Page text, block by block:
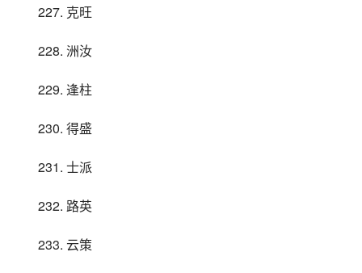
227. 克旺
228. 洲汝
229. 逢柱
230. 得盛
231. 士派
232. 路英
233. 云策